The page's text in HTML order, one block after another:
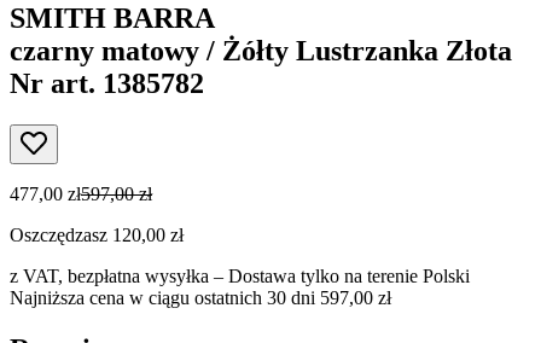
SMITH BARRA
czarny matowy / Żółty Lustrzanka Złota
Nr art. 1385782
477,00 zł597,00 zł
Oszczędzasz 120,00 zł
z VAT, bezpłatna wysyłka – Dostawa tylko na terenie Polski
Najniższa cena w ciągu ostatnich 30 dni 597,00 zł